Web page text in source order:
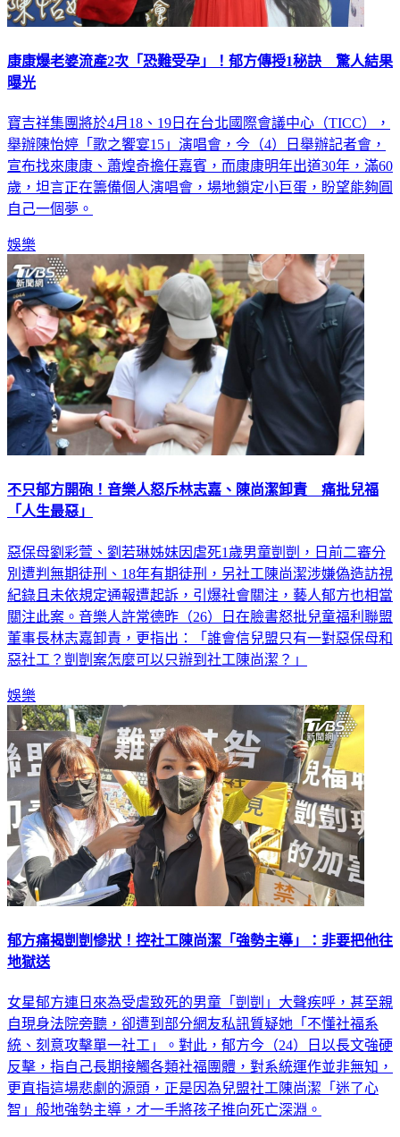
康康爆老婆流產2次「恐難受孕」！郁方傳授1秘訣 驚人結果
曝光
寶吉祥集團將於4月18、19日在台北國際會議中心（TICC），
舉辦陳怡婷「歌之饗宴15」演唱會，今（4）日舉辦記者會，
宣布找來康康、蕭煌奇擔任嘉賓，而康康明年出道30年，滿60
歲，坦言正在籌備個人演唱會，場地鎖定小巨蛋，盼望能夠圓
自己一個夢。
娛樂
不只郁方開砲！音樂人怒斥林志嘉、陳尚潔卸責 痛批兒福
「人生最惡」
惡保母劉彩萱、劉若琳姊妹因虐死1歲男童剴剴，日前二審分
別遭判無期徒刑、18年有期徒刑，另社工陳尚潔涉嫌偽造訪視
紀錄且未依規定通報遭起訴，引爆社會關注，藝人郁方也相當
關注此案。音樂人許常德昨（26）日在臉書怒批兒童福利聯盟
董事長林志嘉卸責，更指出：「誰會信兒盟只有一對惡保母和
惡社工？剴剴案怎麼可以只辦到社工陳尚潔？」
娛樂
郁方痛揭剴剴慘狀！控社工陳尚潔「強勢主導」：非要把他往
地獄送
女星郁方連日來為受虐致死的男童「剴剴」大聲疾呼，甚至親
自現身法院旁聽，卻遭到部分網友私訊質疑她「不懂社福系
統、刻意攻擊單一社工」。對此，郁方今（24）日以長文強硬
反擊，指自己長期接觸各類社福團體，對系統運作並非無知，
更直指這場悲劇的源頭，正是因為兒盟社工陳尚潔「迷了心
智」般地強勢主導，才一手將孩子推向死亡深淵。